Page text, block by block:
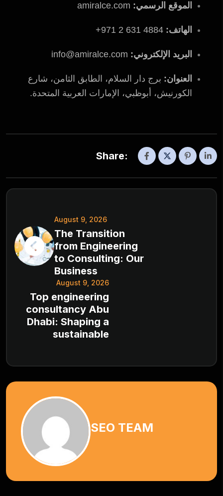
الموقع الرسمي:
الهاتف:
البريد الإلكتروني:
العنوان: برج دار السلام، الطابق الثامن، شارع
الكورنيش، أبوظبي، الإمارات العربية المتحدة.
Share:
August 9, 2026
The Transition
from Engineering
to Consulting: Our
Business
August 9, 2026
Top engineering
consultancy Abu
Dhabi: Shaping a
sustainable
SEO TEAM